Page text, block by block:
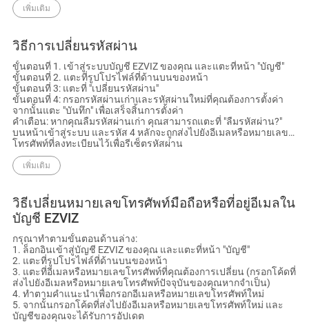
เพิ่มเติม
วิธีการเปลี่ยนรหัสผ่าน
ขั้นตอนที่ 1. เข้าสู่ระบบบัญชี EZVIZ ของคุณ และแตะที่หน้า "บัญชี"
ขั้นตอนที่ 2. แตะที่รูปโปรไฟล์ที่ด้านบนของหน้า
ขั้นตอนที่ 3: แตะที่ "เปลี่ยนรหัสผ่าน"
ขั้นตอนที่ 4: กรอกรหัสผ่านเก่าและรหัสผ่านใหม่ที่คุณต้องการตั้งค่า
จากนั้นแตะ "บันทึก" เพื่อเสร็จสิ้นการตั้งค่า
คำเตือน: หากคุณลืมรหัสผ่านเก่า คุณสามารถแตะที่ "ลืมรหัสผ่าน?"
บนหน้าเข้าสู่ระบบ และรหัส 4 หลักจะถูกส่งไปยังอีเมลหรือหมายเลข
โทรศัพท์ที่ลงทะเบียนไว้เพื่อรีเซ็ตรหัสผ่าน
เพิ่มเติม
วิธีเปลี่ยนหมายเลขโทรศัพท์มือถือหรือที่อยู่อีเมลใน
บัญชี EZVIZ
กรุณาทำตามขั้นตอนด้านล่าง:
1. ล็อกอินเข้าสู่บัญชี EZVIZ ของคุณ และแตะที่หน้า "บัญชี"
2. แตะที่รูปโปรไฟล์ที่ด้านบนของหน้า
3. แตะที่อีเมลหรือหมายเลขโทรศัพท์ที่คุณต้องการเปลี่ยน (กรอกโค้ดที่
ส่งไปยังอีเมลหรือหมายเลขโทรศัพท์ปัจจุบันของคุณหากจำเป็น)
4. ทำตามคำแนะนำเพื่อกรอกอีเมลหรือหมายเลขโทรศัพท์ใหม่
5. จากนั้นกรอกโค้ดที่ส่งไปยังอีเมลหรือหมายเลขโทรศัพท์ใหม่ และ
บัญชีของคุณจะได้รับการอัปเดต